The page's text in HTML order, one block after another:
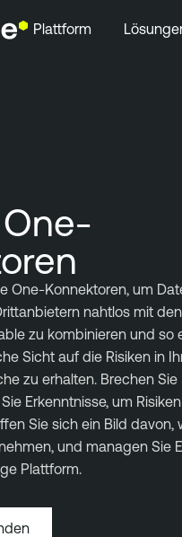
Plattform
One-Konnektoren, um
nahtlos mit
zu kombinieren und so
Sicht auf die Risiken in
zu erhalten. Brechen Sie
Erkenntnisse, um
Sie sich ein Bild davon,
und managen Sie
Plattform.